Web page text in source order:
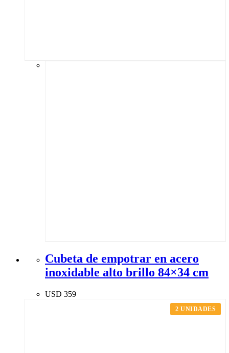
Cubeta de empotrar en acero
inoxidable alto brillo 84×34 cm
USD 359
2 UNIDADES